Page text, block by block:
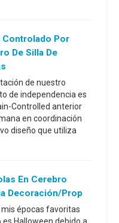
Controlado Por
De Silla De
de nuestro
de independencia es
Controlled anterior
en coordinación
diseño que utiliza
En Cerebro
Decoración/Prop
mis épocas favoritas